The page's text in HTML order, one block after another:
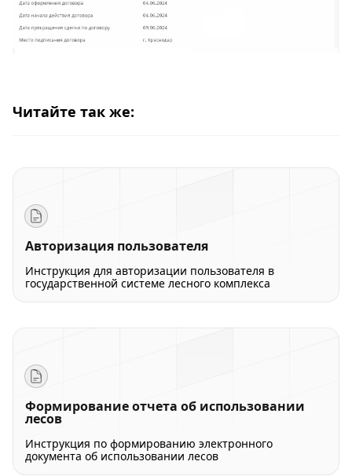
Читайте так же:
Авторизация пользователя
Инструкция для авторизации пользователя в
государственной системе лесного комплекса
Формирование отчета об использовании
лесов
Инструкция по формированию электронного
документа об использовании лесов